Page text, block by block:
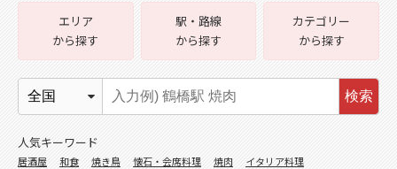
エリア
から探す
駅・路線
から探す
カテゴリー
から探す
検索
人気キーワード
居酒屋 和食 焼き鳥 懐石・会席料理 焼肉
イタリア料理